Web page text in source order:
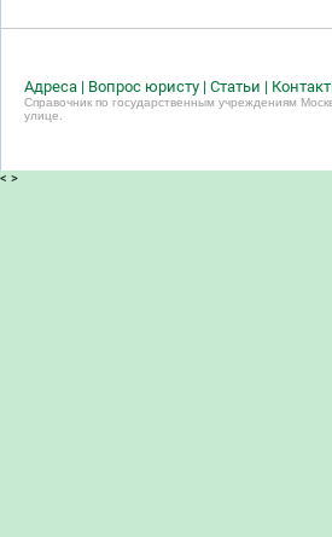
Адреса | Вопрос юристу | Статьи |
Справочник по государственным учреждениям
улице.
< >